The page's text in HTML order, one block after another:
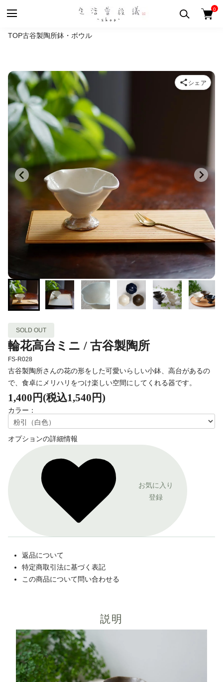
0
TOP古谷製陶所鉢・ボウル
SOLD OUT
輪花高台ミニ / 古谷製陶所
FS-R028
古谷製陶所さんの花の形をした可愛いらしい小鉢、高台があるの
で、食卓にメリハリをつけ楽しい空間にしてくれる器です。
1,400円(税込1,540円)
カラー：
オプションの詳細情報
お気に入り
登録
返品について
特定商取引法に基づく表記
この商品について問い合わせる
シェア
説明